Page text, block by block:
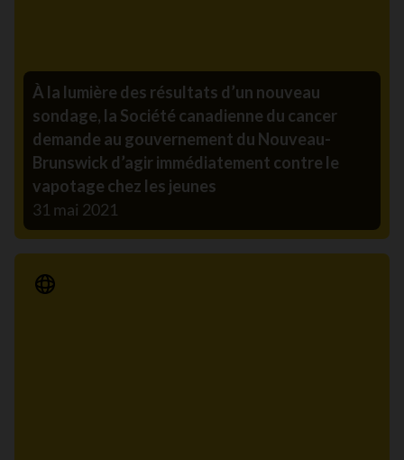
À la lumière des résultats d’un nouveau
sondage, la Société canadienne du cancer
demande au gouvernement du Nouveau-
Brunswick d’agir immédiatement contre le
vapotage chez les jeunes
31 mai 2021
Communiqué de presse